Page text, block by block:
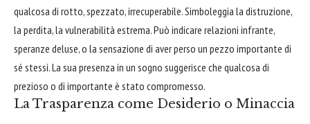
qualcosa di rotto, spezzato, irrecuperabile. Simboleggia la distruzione,
la perdita, la vulnerabilità estrema. Può indicare relazioni infrante,
speranze deluse, o la sensazione di aver perso un pezzo importante di
sé stessi. La sua presenza in un sogno suggerisce che qualcosa di
prezioso o di importante è stato compromesso.
La Trasparenza come Desiderio o Minaccia